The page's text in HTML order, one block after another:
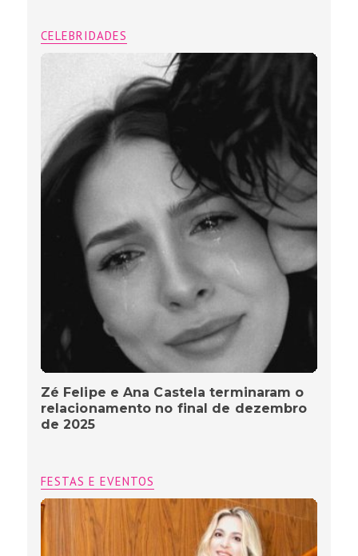
CELEBRIDADES
Zé Felipe e Ana Castela terminaram o
relacionamento no final de dezembro
de 2025
FESTAS E EVENTOS